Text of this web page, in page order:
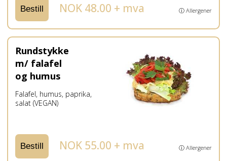
Bestill NOK 48.00 + mva ⓘ Allergener
Rundstykke
m/ falafel
og humus
Falafel, humus, paprika,
salat (VEGAN)
Bestill NOK 55.00 + mva ⓘ Allergener